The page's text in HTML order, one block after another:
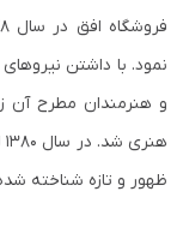
نمود. با داشتن
و هنرمندان مطرح آن
ظهور و تازه شناخته